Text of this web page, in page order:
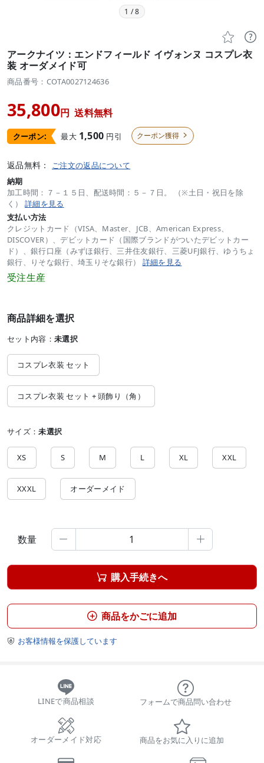
1 /8
 
アークナイツ：エンドフィールド イヴォンヌ コスプレ衣
装 オーダメイド可
商品番号：COTA0027124636
35,800円 送料無料
クーポン: 最大 1,500 円引 クーポン獲得 
返品無料： ご注文の返品について
納期
加工時間：７－１５日、配送時間：５－７日。 （※土日・祝日を除
く） 詳細を見る
支払い方法
クレジットカード（VISA、Master、JCB、American Express、
DISCOVER）、デビットカード（国際ブランドがついたデビットカー
ド）、銀行口座（みずほ銀行、三井住友銀行、三菱UFJ銀行、ゆうちょ
銀行、りそな銀行、埼玉りそな銀行） 詳細を見る
受注生産
商品詳細を選択
セット内容： 未選択
コスプレ衣装 セット
コスプレ衣装 セット + 頭飾り（角）
サイズ：未選択
XS S M L XL XXL
XXXL オーダーメイド
数量  
 購入手続きへ
 商品をかごに追加
 お客様情報を保護しています
LINEで商品相談 フォームで商品問い合わせ
オーダーメイド対応 商品をお気に入りに追加